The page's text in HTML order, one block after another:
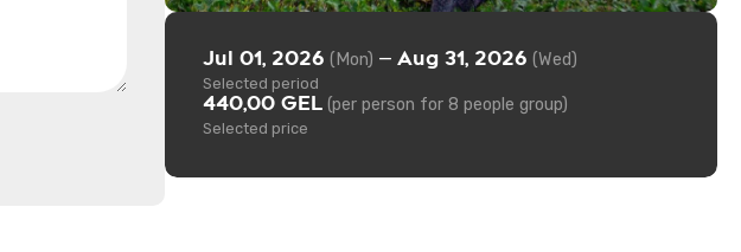
Jul 01, 2026 (Mon) —Aug 31, 2026 (Wed)
Selected period
440,00 GEL (per person for 8 people group)
Selected price